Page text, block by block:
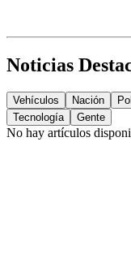
Noticias
Vehículos Nación
Tecnología
Gente
No hay artículos